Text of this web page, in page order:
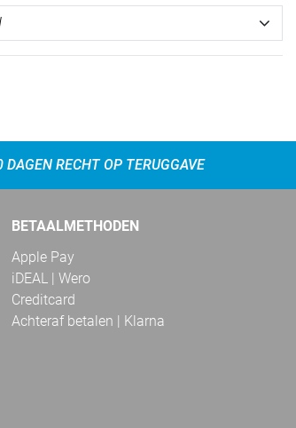
DAGEN RECHT OP TERUGGAVE
BETAALMETHODEN
Apple Pay
iDEAL | Wero
Creditcard
Achteraf betalen | Klarna